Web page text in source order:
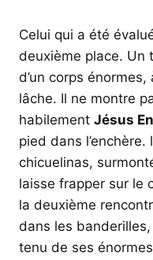
Celui qui a été
deuxième place. Un
d’un corps
lâche. Il ne montre
habilement Jésus
pied dans l’enchère.
chicuelinas,
laisse frapper sur le
la deuxième
dans les
tenu de ses